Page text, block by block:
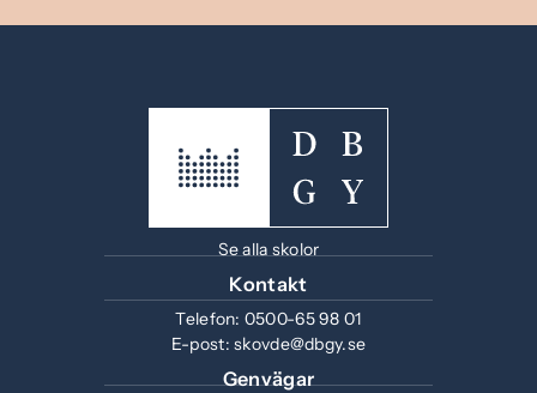
Se alla skolor
Kontakt
Telefon: 0500-65 98 01
E-post:skovde@dbgy.se
Genvägar